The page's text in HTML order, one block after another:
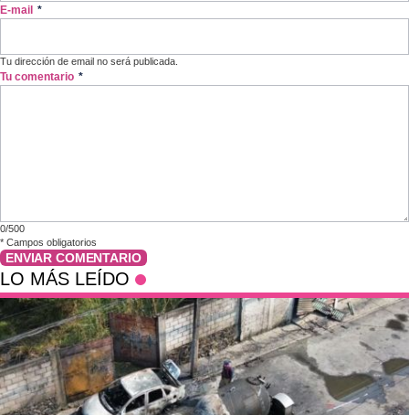
E-mail *
Tu dirección de email no será publicada.
Tu comentario *
0/500
* Campos obligatorios
ENVIAR COMENTARIO
LO MÁS LEÍDO